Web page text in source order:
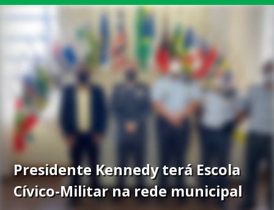
Presidente Kennedy terá Escola
Cívico-Militar na rede municipal